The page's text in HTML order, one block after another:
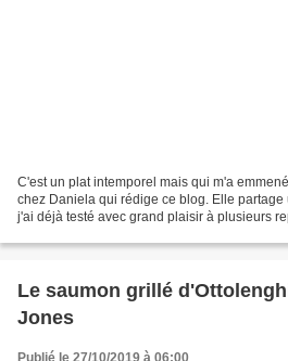
C'est un plat intemporel mais qui m'a
chez Daniela qui rédige ce blog. Elle
j'ai déjà testé avec grand plaisir à plusieurs
Le saumon grillé
Jones
Publié le 27/10/2019 à 06:00